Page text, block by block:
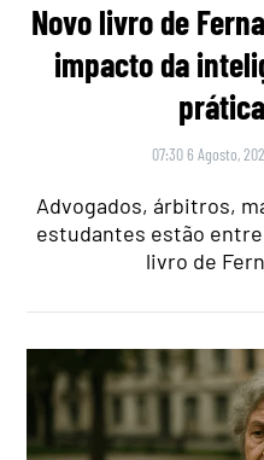
Novo livro de
impacto da
07:30 6 Agosto,
Advogados, árbitros,
estudantes estão
livro de